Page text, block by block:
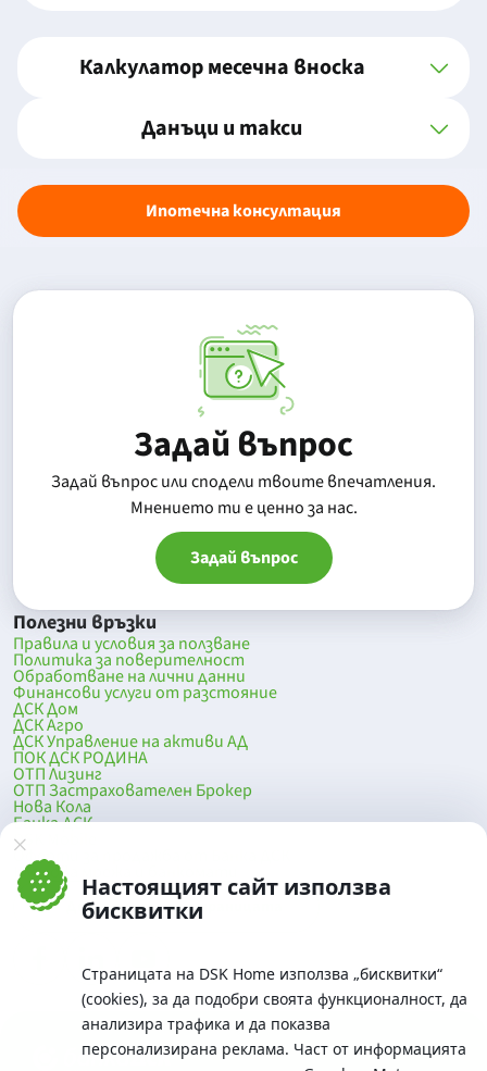
Настоящият сайт използва
бисквитки
Страницата на DSK Home използва „бисквитки“
(cookies), за да подобри своята функционалност, да
анализира трафика и да показва
персонализирана реклама. Част от информацията
Калкулатор месечна вноска
Данъци и такси
Ипотечна консултация
Задай въпрос
Задай въпрос или сподели твоите впечатления.
Mнението ти е ценно за нас.
Задай въпрос
Полезни връзки
Правила и условия за ползване
Политика за поверителност
Обработване на лични данни
Финансови услуги от разстояние
ДСК Дом
ДСК Агро
ДСК Управление на активи АД
ПОК ДСК РОДИНА
ОТП Лизинг
ОТП Застрахователен Брокер
Нова Кола
Банка ДСК
DSK Mobile
Оферти за продажба от Банка ДСК
Клонова мрежа и банкомати
До началото на страницата